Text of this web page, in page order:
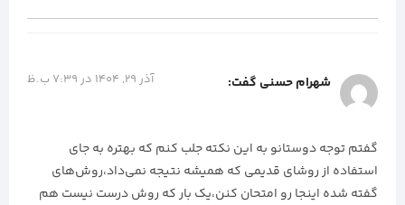
شهرام حسنی گفت: آذر 29, 1404 در 7:39 ب.ظ
گفتم توجه دوستانو به این نکته جلب کنم که بهتره به جای
استفاده از روشای قدیمی که همیشه نتیجه نمی‌داد،روش‌های
گفته شده اینجا رو امتحان کنن،یک بار که روش درست نیست هم